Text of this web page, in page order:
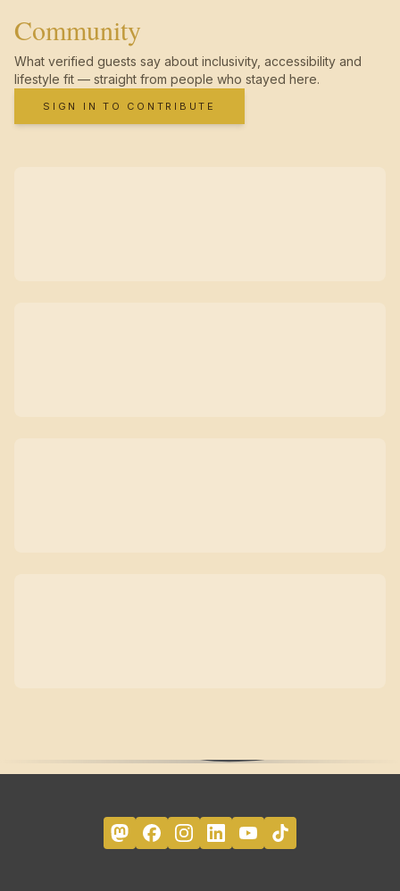
Community
What verified guests say about inclusivity, accessibility and
lifestyle fit — straight from people who stayed here.
SIGN IN TO CONTRIBUTE